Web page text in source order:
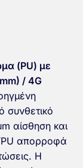
(PU) με
/ 4G
συνθετικό
αίσθηση και
απορροφά
Η